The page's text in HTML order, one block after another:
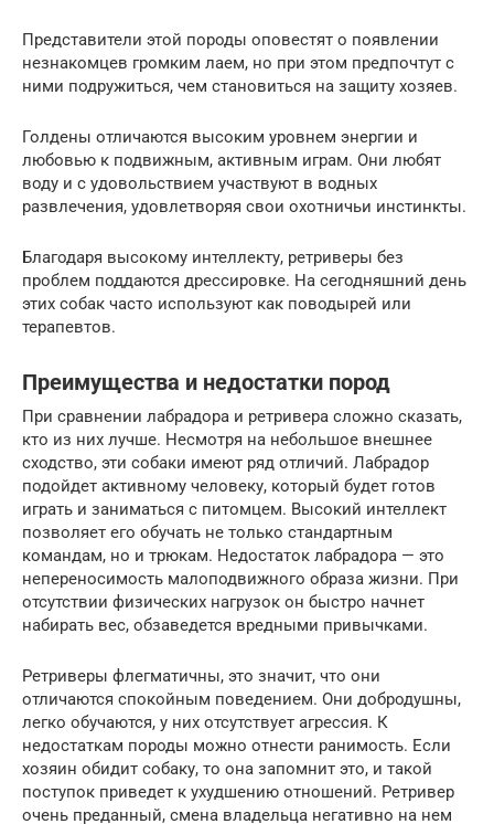
Представители этой породы оповестят о появлении
незнакомцев громким лаем, но при этом предпочтут с
ними подружиться, чем становиться на защиту хозяев.
Голдены отличаются высоким уровнем энергии и
любовью к подвижным, активным играм. Они любят
воду и с удовольствием участвуют в водных
развлечения, удовлетворяя свои охотничьи инстинкты.
Благодаря высокому интеллекту, ретриверы без
проблем поддаются дрессировке. На сегодняшний день
этих собак часто используют как поводырей или
терапевтов.
Преимущества и недостатки пород
При сравнении лабрадора и ретривера сложно сказать,
кто из них лучше. Несмотря на небольшое внешнее
сходство, эти собаки имеют ряд отличий. Лабрадор
подойдет активному человеку, который будет готов
играть и заниматься с питомцем. Высокий интеллект
позволяет его обучать не только стандартным
командам, но и трюкам. Недостаток лабрадора — это
непереносимость малоподвижного образа жизни. При
отсутствии физических нагрузок он быстро начнет
набирать вес, обзаведется вредными привычками.
Ретриверы флегматичны, это значит, что они
отличаются спокойным поведением. Они добродушны,
легко обучаются, у них отсутствует агрессия. К
недостаткам породы можно отнести ранимость. Если
хозяин обидит собаку, то она запомнит это, и такой
поступок приведет к ухудшению отношений. Ретривер
очень преданный, смена владельца негативно на нем